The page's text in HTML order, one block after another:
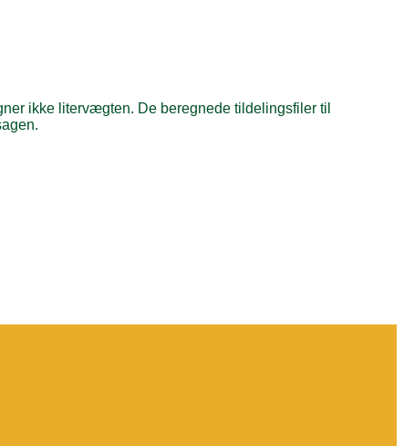
ikke litervægten. De beregnede tildelingsfiler til